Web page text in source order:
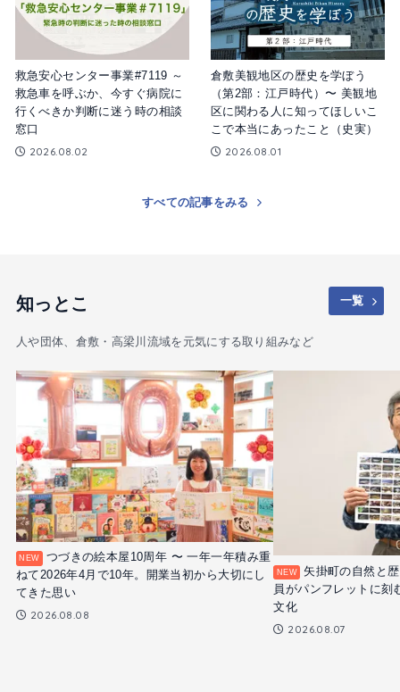
救急安心センター事業#7119 ～
救急車を呼ぶか、今すぐ病院に
行くべきか判断に迷う時の相談
窓口
2026.08.02
倉敷美観地区の歴史を学ぼう
（第2部：江戸時代）〜 美観地
区に関わる人に知ってほしいこ
こで本当にあったこと（史実）
2026.08.01
すべての記事をみる
知っとこ 一覧
人や団体、倉敷・高梁川流域を元気にする取り組みなど
つづきの絵本屋10周年 〜 一年一年積み重
ねて2026年4月で10年。開業当初から大切にし
てきた思い
2026.08.08
矢掛町の自然と
員がパンフレットに刻
文化
2026.08.07